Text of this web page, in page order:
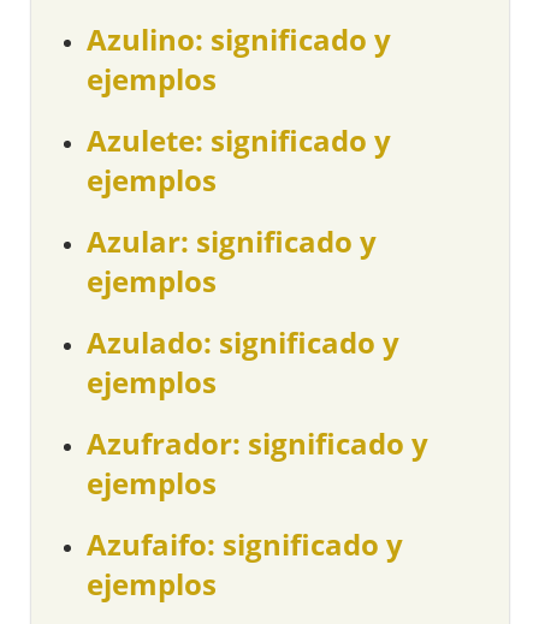
Azulino: significado y
ejemplos
Azulete: significado y
ejemplos
Azular: significado y
ejemplos
Azulado: significado y
ejemplos
Azufrador: significado y
ejemplos
Azufaifo: significado y
ejemplos